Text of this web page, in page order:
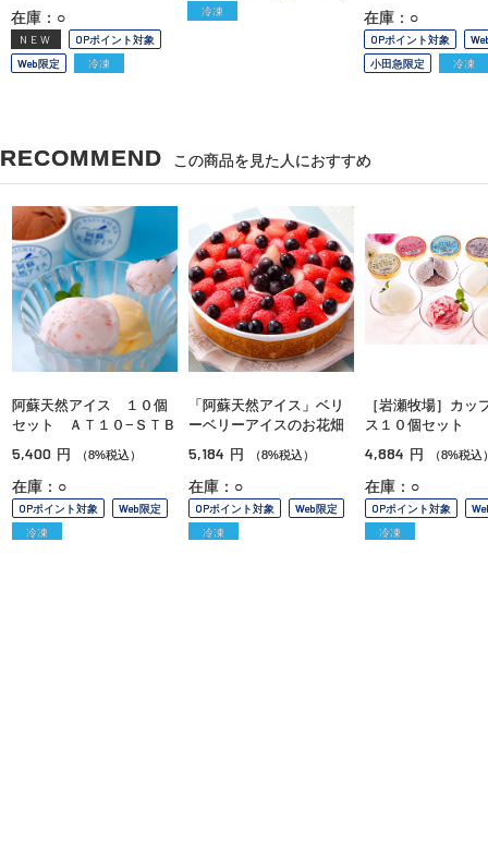
在庫：○
NEW
OPポイント対象
Web限定
冷凍
冷凍
在庫：○
OPポイント対象
小田急限定
冷凍
RECOMMEND この商品を見た人におすすめ
阿蘇天然アイス １０個
セット ＡＴ１０−ＳＴＢ
5,400 円 （8%税込）
在庫：○
OPポイント対象
Web限定
冷凍
「阿蘇天然アイス」ベリ
ーベリーアイスのお花畑
5,184 円 （8%税込）
在庫：○
OPポイント対象
Web限定
冷凍
［岩瀬牧場］カッ
ス１０個セット
4,884 円 （8%税込
在庫：○
OPポイント対象
冷凍